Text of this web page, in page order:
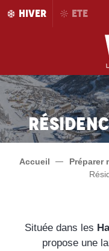
AllerHIVER ETE
Accueil Préparer
Située dans les
propose une